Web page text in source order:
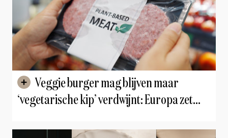
‘vegetarische kip’ verdwijnt: Europa zet